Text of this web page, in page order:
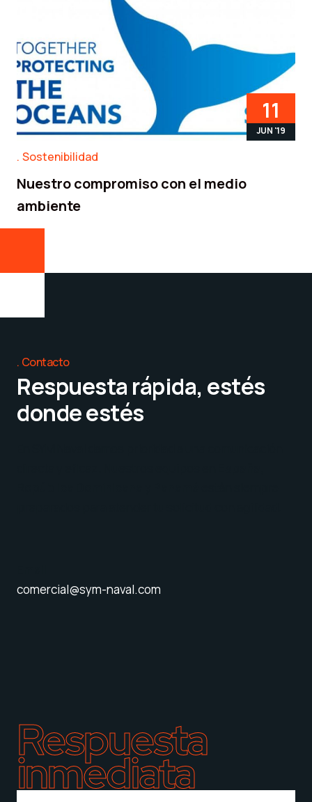
11
JUN '19
Sostenibilidad
Nuestro compromiso con el medio
ambiente
Contacto
Respuesta rápida, estés
donde estés
comercial@sym-naval.com
Respuesta
inmediata